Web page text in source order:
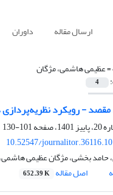
ارسال مقاله داوران
=عظیمی هاشمی، مژگان
4
- رویکرد نظریه‌پردازی
101-130
10.52547/
حامد بخشی، مژگان عظیمی
اصل مقاله 652.39 K